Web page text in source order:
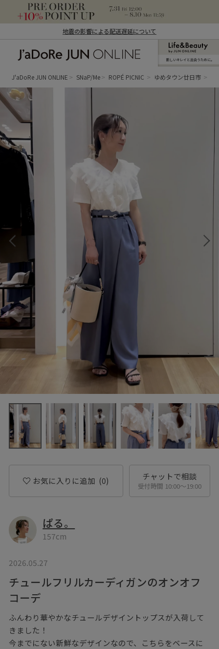
地震の影響による配送遅延について
ン オンライン）
新しいキレイと出合うために。
J'aDoRe JUN ONLINE SNaP/Me ROPÉ PICNIC ゆめタウン廿日市
お気に入りに追加 (0) チャットで相談
受付時間 10:00〜19:00
ぱる。
157cm
2026.05.27
チュールフリルカーディガンのオンオフ
コーデ
ふんわり華やかなチュールデザイントップスが入荷して
きました！
今までにない新鮮なデザインなので、こちらをベースに